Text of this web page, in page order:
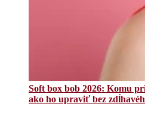
Soft box bob 2026: Komu
ako ho upraviť bez